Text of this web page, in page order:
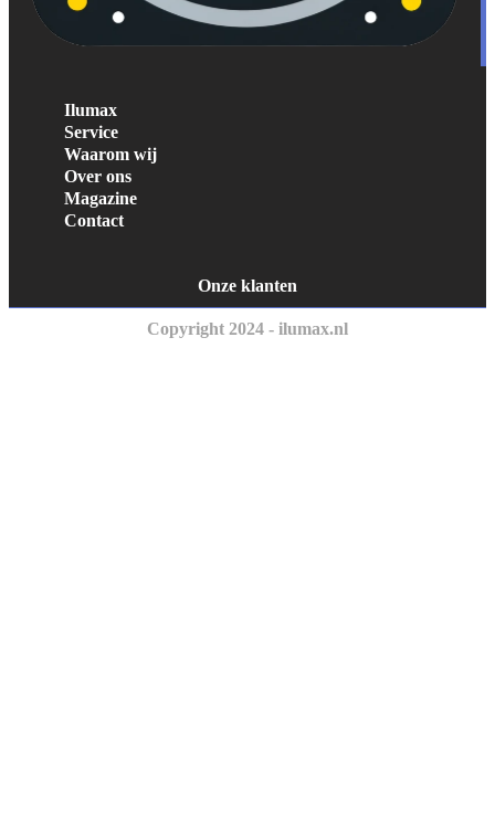
Ilumax
Service
Waarom wij
Over ons
Magazine
Contact
Onze klanten
Copyright 2024 - ilumax.nl